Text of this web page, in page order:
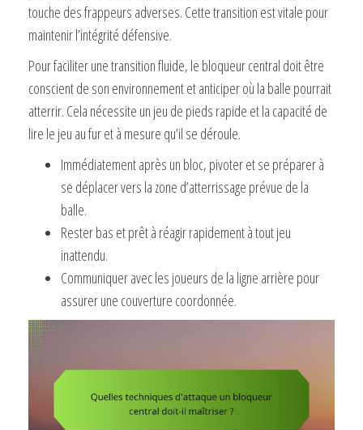
touche des frappeurs adverses. Cette transition est vitale pour
maintenir l’intégrité défensive.
Pour faciliter une transition fluide, le bloqueur central doit être
conscient de son environnement et anticiper où la balle pourrait
atterrir. Cela nécessite un jeu de pieds rapide et la capacité de
lire le jeu au fur et à mesure qu’il se déroule.
Immédiatement après un bloc, pivoter et se préparer à
se déplacer vers la zone d’atterrissage prévue de la
balle.
Rester bas et prêt à réagir rapidement à tout jeu
inattendu.
Communiquer avec les joueurs de la ligne arrière pour
assurer une couverture coordonnée.